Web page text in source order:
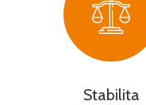
Stabilita